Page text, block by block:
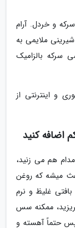
و خردل. آرام
ملایمی به
بالزامیک
و اینترنتی از
اضافه کنید
هم می زنید،
میشه که روغن
غلیظ و نرم
ممکنه سس
حتماً آهسته و